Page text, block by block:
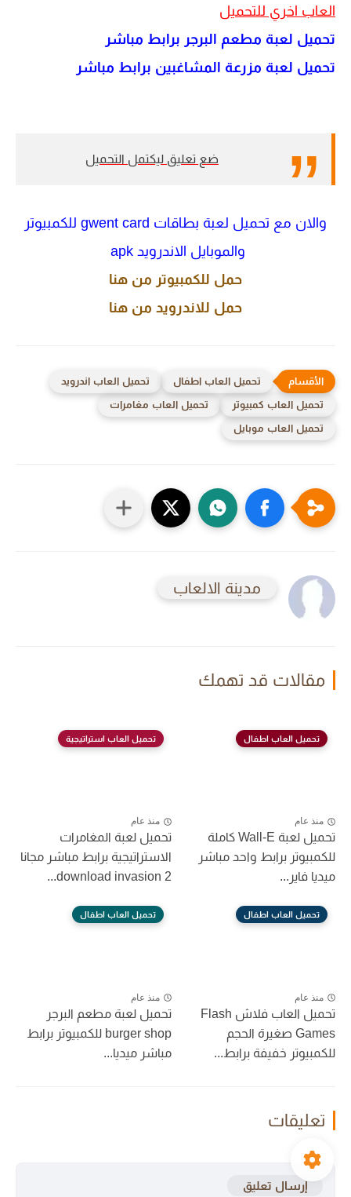
العاب اخري للتحميل
تحميل لعبة مطعم البرجر برابط مباشر
تحميل لعبة مزرعة المشاغبين برابط مباشر
ضع تعليق ليكتمل التحميل
والان مع تحميل لعبة بطاقات gwent card للكمبيوتر
والموبايل الاندرويد apk
حمل للكمبيوتر من هنا
حمل للاندرويد من هنا
تحميل العاب اطفال
تحميل العاب اندرويد
تحميل العاب كمبيوتر
تحميل العاب مغامرات
تحميل العاب موبايل
مدينة الالعاب
مقالات قد تهمك
تحميل العاب اطفال
منذ عام
تحميل لعبة Wall-E كاملة
للكمبيوتر برابط واحد مباشر
ميديا فاير...
تحميل العاب استراتيجية
منذ عام
تحميل لعبة المغامرات
الاستراتيجية برابط مباشر مجانا
download invasion 2...
تحميل العاب اطفال
منذ عام
تحميل العاب فلاش Flash
Games صغيرة الحجم
للكمبيوتر خفيفة برابط...
تحميل العاب اطفال
منذ عام
تحميل لعبة مطعم البرجر
burger shop للكمبيوتر برابط
مباشر ميديا...
تعليقات
إرسال تعليق